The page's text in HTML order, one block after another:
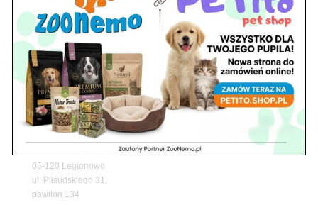
Promocje
Upały wracają! Zadbaj o komfort swojego pupila
z matami chłodzącymi ZooNemo
Z Życia Sklepu
Petito Pet Shop – Internetowy Sklep Zoologiczny
Online! Wszystko Dla Twojego Pupila | ZooNemo
Znajdź nas
05-120 Legionowo
ul. Piłsudskiego 31,
pawilon 134